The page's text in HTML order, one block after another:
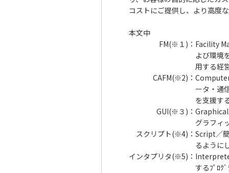
コストにご提供し、より高度
本文中
FM(※１) ： Facility
よび環境
用する経
CAFM(※2) ：
ータ・通
を支援す
GUI(※３) ：
グラフィ
スクリプト(※4) ：Script／
るように
インタプリタ(※5) ：
するﾌﾟﾛｸ